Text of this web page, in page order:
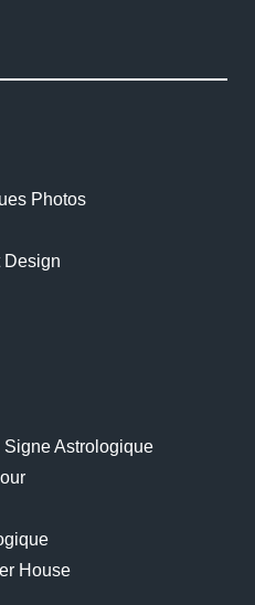
Photos
Design
Signe Astrologique
House